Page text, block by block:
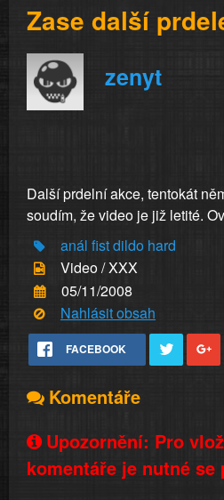
Zase další
zenyt
Další prdelní akce, tentokát
soudím, že video je již letité.
anál fistdildo hard
Video / XXX
05/11/2008
Nahlásit obsah
FACEBOOK
Komentáře
Upozornění: Pro
komentáře je nutné